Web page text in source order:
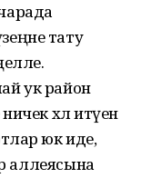
тату
ук район
хәл итүен
юк иде,
аллеясына